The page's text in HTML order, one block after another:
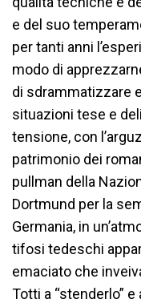
e del suo
per tanti anni
modo di
di sdrammatizzare
situazioni tese e
tensione, con
patrimonio dei
pullman della
Dortmund per la
Germania, in
tifosi tedeschi
emaciato che
Totti a “stenderlo”